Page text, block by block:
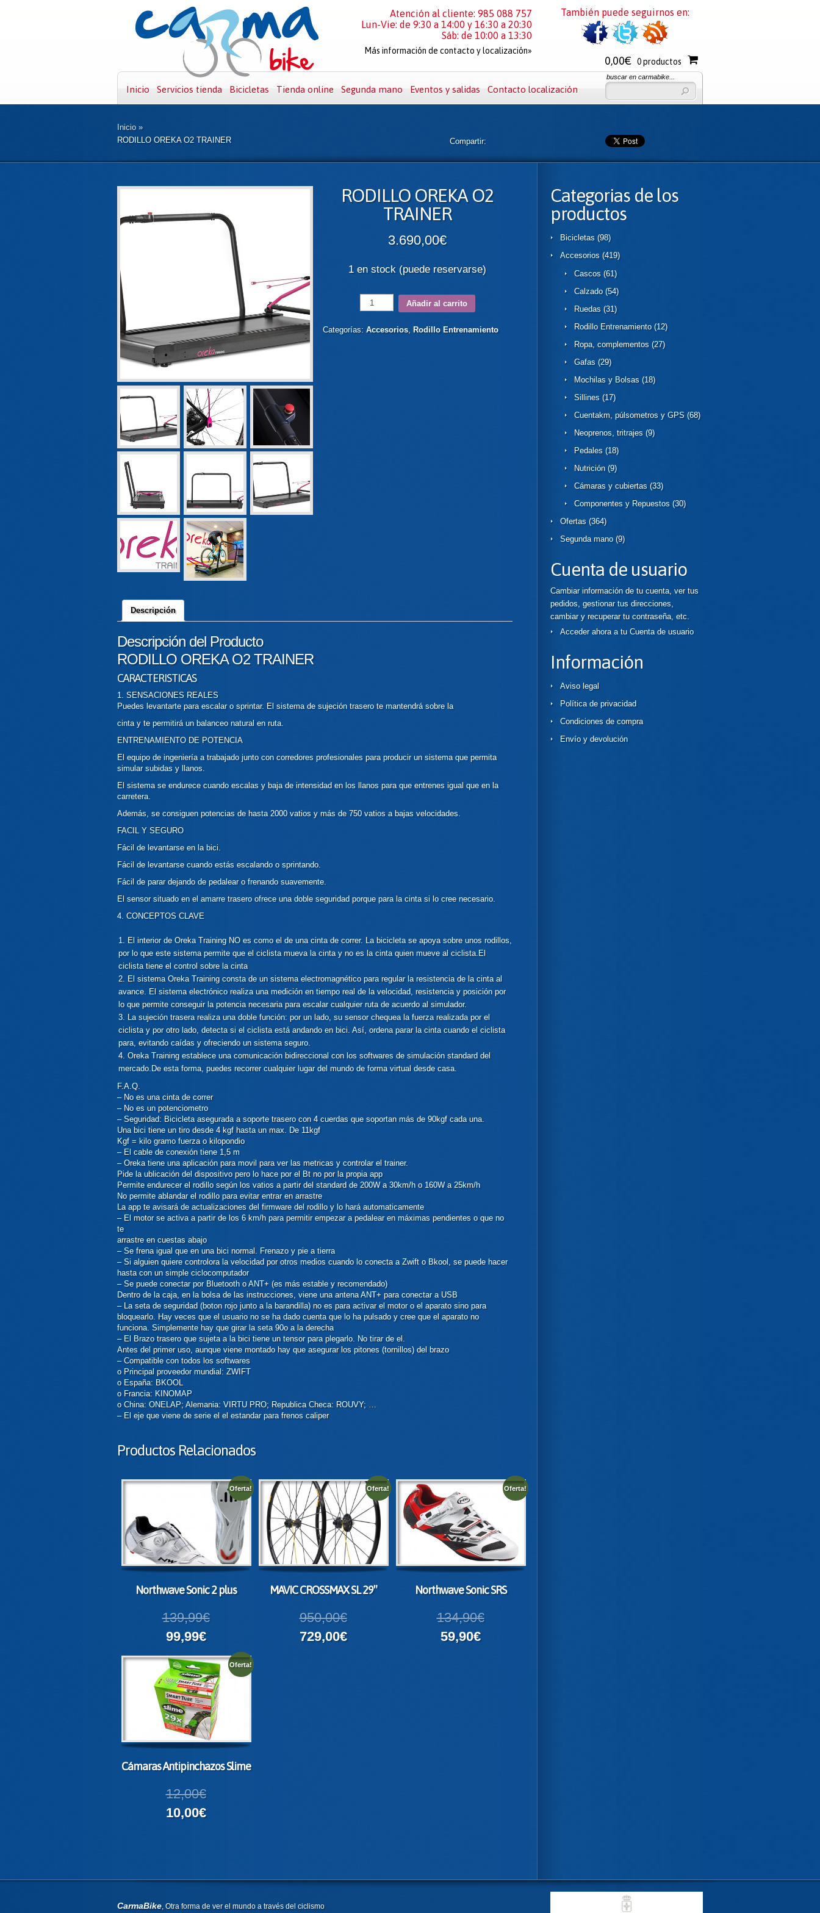
Inicio Servicios tienda Bicicletas Tienda online Segunda mano Eventos y salidas Contacto localización
buscar en carmabike...
Inicio »
RODILLO OREKA O2 TRAINER
Compartir:
RODILLO OREKA O2
TRAINER
3.690,00€
1 en stock (puede reservarse)
Añadir al carrito
Categorías: Accesorios, Rodillo Entrenamiento
Descripción
Descripción del Producto
RODILLO OREKA O2 TRAINER
CARACTERISTICAS
1. SENSACIONES REALES
Puedes levantarte para escalar o sprintar. El sistema de sujeción trasero te mantendrá sobre la
cinta y te permitirá un balanceo natural en ruta.
ENTRENAMIENTO DE POTENCIA
El equipo de ingeniería a trabajado junto con corredores profesionales para producir un sistema que permita
simular subidas y llanos.
El sistema se endurece cuando escalas y baja de intensidad en los llanos para que entrenes igual que en la
carretera.
Además, se consiguen potencias de hasta 2000 vatios y más de 750 vatios a bajas velocidades.
FACIL Y SEGURO
Fácil de levantarse en la bici.
Fácil de levantarse cuando estás escalando o sprintando.
Fácil de parar dejando de pedalear o frenando suavemente.
El sensor situado en el amarre trasero ofrece una doble seguridad porque para la cinta si lo cree necesario.
4. CONCEPTOS CLAVE
El interior de Oreka Training NO es como el de una cinta de correr. La bicicleta se apoya sobre unos rodillos,
por lo que este sistema permite que el ciclista mueva la cinta y no es la cinta quien mueve al ciclista. El
ciclista tiene el control sobre la cinta
El sistema Oreka Training consta de un sistema electromagnético para regular la resistencia de la cinta al
avance. El sistema electrónico realiza una medición en tiempo real de la velocidad, resistencia y posición por
lo que permite conseguir la potencia necesaria para escalar cualquier ruta de acuerdo al simulador.
La sujeción trasera realiza una doble función: por un lado, su sensor chequea la fuerza realizada por el
ciclista y por otro lado, detecta si el ciclista está andando en bici. Así, ordena parar la cinta cuando el ciclista
para, evitando caídas y ofreciendo un sistema seguro.
Oreka Training establece una comunicación bidireccional con los softwares de simulación standard del
mercado. De esta forma, puedes recorrer cualquier lugar del mundo de forma virtual desde casa.
F.A.Q.
– No es una cinta de correr
– No es un potenciometro
– Seguridad: Bicicleta asegurada a soporte trasero con 4 cuerdas que soportan más de 90kgf cada una.
Una bici tiene un tiro desde 4 kgf hasta un max. De 11kgf
Kgf = kilo gramo fuerza o kilopondio
– El cable de conexión tiene 1,5 m
– Oreka tiene una aplicación para movil para ver las metricas y controlar el trainer.
Pide la ublicación del dispositivo pero lo hace por el Bt no por la propia app
Permite endurecer el rodillo según los vatios a partir del standard de 200W a 30km/h o 160W a 25km/h
No permite ablandar el rodillo para evitar entrar en arrastre
La app te avisará de actualizaciones del firmware del rodillo y lo hará automaticamente
– El motor se activa a partir de los 6 km/h para permitir empezar a pedalear en máximas pendientes o que no
te
arrastre en cuestas abajo
– Se frena igual que en una bici normal. Frenazo y pie a tierra
– Si alguien quiere controlora la velocidad por otros medios cuando lo conecta a Zwift o Bkool, se puede hacer
hasta con un simple ciclocomputador
– Se puede conectar por Bluetooth o ANT+ (es más estable y recomendado)
Dentro de la caja, en la bolsa de las instrucciones, viene una antena ANT+ para conectar a USB
– La seta de seguridad (boton rojo junto a la barandilla) no es para activar el motor o el aparato sino para
bloquearlo. Hay veces que el usuario no se ha dado cuenta que lo ha pulsado y cree que el aparato no
funciona. Simplemente hay que girar la seta 90o a la derecha
– El Brazo trasero que sujeta a la bici tiene un tensor para plegarlo. No tirar de el.
Antes del primer uso, aunque viene montado hay que asegurar los pitones (tornillos) del brazo
– Compatible con todos los softwares
o Principal proveedor mundial: ZWIFT
o España: BKOOL
o Francia: KINOMAP
o China: ONELAP; Alemania: VIRTU PRO; Republica Checa: ROUVY; …
– El eje que viene de serie el el estandar para frenos caliper
Productos Relacionados
Oferta!
Northwave Sonic 2 plus
139,99€
99,99€
Oferta!
MAVIC CROSSMAX SL 29″
950,00€
729,00€
Oferta!
Northwave Sonic SRS
134,90€
59,90€
Oferta!
Cámaras Antipinchazos Slime
12,00€
10,00€
Categorias de los
productos
Bicicletas (98)
Accesorios (419)
Cascos (61)
Calzado (54)
Ruedas (31)
Rodillo Entrenamiento (12)
Ropa, complementos (27)
Gafas (29)
Mochilas y Bolsas (18)
Sillines (17)
Cuentakm, púlsometros y GPS (68)
Neoprenos, tritrajes (9)
Pedales (18)
Nutrición (9)
Cámaras y cubiertas (33)
Componentes y Repuestos (30)
Ofertas (364)
Segunda mano (9)
Cuenta de usuario
Cambiar información de tu cuenta, ver tus
pedidos, gestionar tus direcciones,
cambiar y recuperar tu contraseña, etc.
Acceder ahora a tu Cuenta de usuario
Información
Aviso legal
Política de privacidad
Condiciones de compra
Envío y devolución
CarmaBike, Otra forma de ver el mundo a través del ciclismo
Atención al cliente: 985 088 757
Lun-Vie: de 9:30 a 14:00 y 16:30 a 20:30
Sáb: de 10:00 a 13:30
Más información de contacto y localización»
También puede seguirnos en:
0,00€ 0 productos